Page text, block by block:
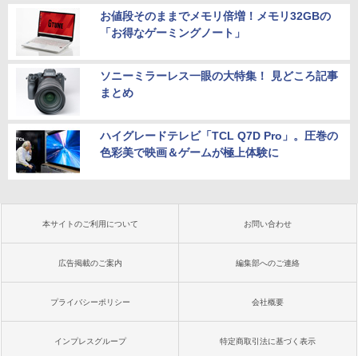
お値段そのままでメモリ倍増！メモリ32GBの
「お得なゲーミングノート」
ソニーミラーレス一眼の大特集！ 見どころ記事
まとめ
ハイグレードテレビ「TCL Q7D Pro」。圧巻の
色彩美で映画＆ゲームが極上体験に
本サイトのご利用について お問い合わせ
広告掲載のご案内 編集部へのご連絡
プライバシーポリシー 会社概要
インプレスグループ 特定商取引法に基づく表示